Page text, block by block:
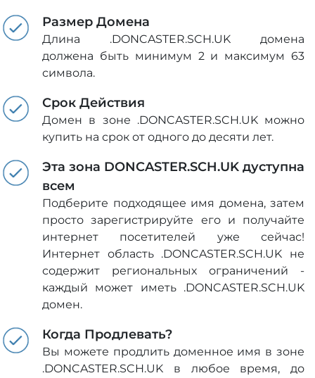
Размер Домена
Длина .DONCASTER.SCH.UK домена
должена быть минимум 2 и максимум 63
символа.
Срок Действия
Домен в зоне .DONCASTER.SCH.UK можно
купить на срок от одного до десяти лет.
Эта зона DONCASTER.SCH.UK дуступна
всем
Подберите подходящее имя домена, затем
просто зарегистрируйте его и получайте
интернет посетителей уже сейчас!
Интернет область .DONCASTER.SCH.UK не
содержит региональных ограничений -
каждый может иметь .DONCASTER.SCH.UK
домен.
Когда Продлевать?
Вы можете продлить доменное имя в зоне
.DONCASTER.SCH.UK в любое время, до